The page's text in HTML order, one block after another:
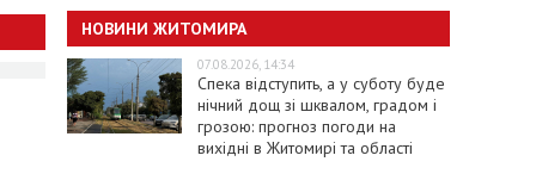
НОВИНИ ЖИТОМИРА
07.08.2026, 14:34
Спека відступить, а у суботу буде
нічний дощ зі шквалом, градом і
грозою: прогноз погоди на
вихідні в Житомирі та області